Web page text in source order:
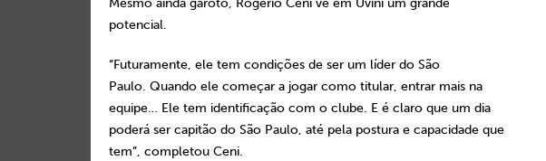
Mesmo ainda garoto, Rogério Ceni vê em Uvini um grande
potencial.
“Futuramente, ele tem condições de ser um líder do São
Paulo. Quando ele começar a jogar como titular, entrar mais na
equipe… Ele tem identificação com o clube. E é claro que um dia
poderá ser capitão do São Paulo, até pela postura e capacidade que
tem”, completou Ceni.